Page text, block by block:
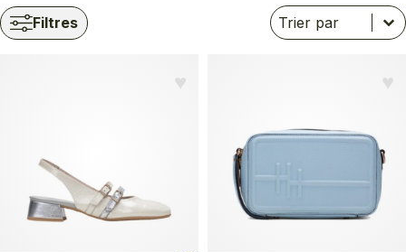
Filtres Trier
Trier le contenu
Trier le contenu
♥︎ ♥︎